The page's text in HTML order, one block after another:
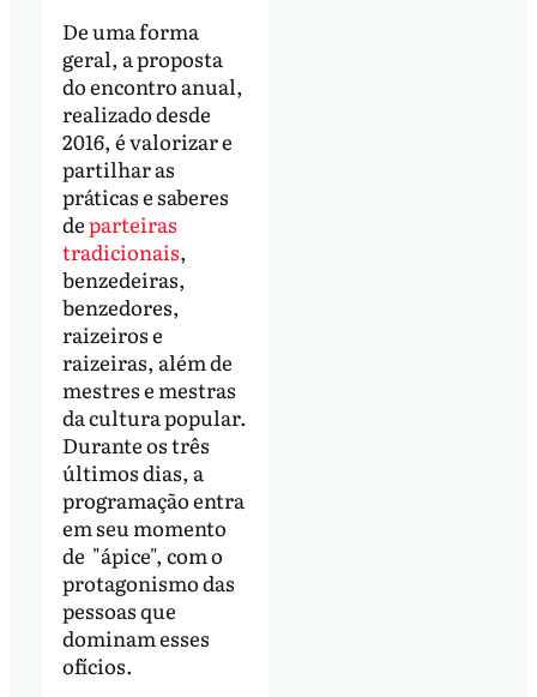
De uma forma
geral, a proposta
do encontro anual,
realizado desde
2016, é valorizar e
partilhar as
práticas e saberes
departeiras
tradicionais,
benzedeiras,
benzedores,
raizeiros e
raizeiras, além de
mestres e mestras
da cultura popular.
Durante os três
últimos dias, a
programação entra
em seu momento
de "ápice", com o
protagonismo das
pessoas que
dominam esses
ofícios.